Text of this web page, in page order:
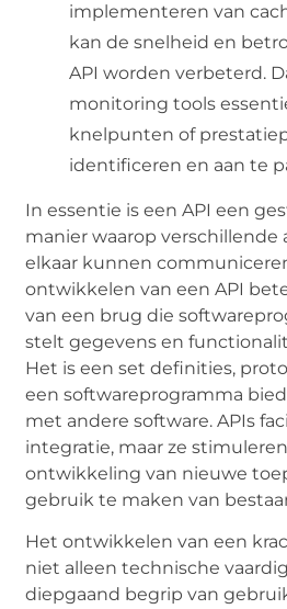
implementeren van
kan de snelheid en
API worden verbeterd.
monitoring tools
knelpunten of
identificeren en aan te
In essentie is een API een
manier waarop verschillende
elkaar kunnen
ontwikkelen van een API
van een brug die
stelt gegevens en
Het is een set definities,
een softwareprogramma
met andere software. APIs
integratie, maar ze
ontwikkeling van nieuwe
gebruik te maken van
Het ontwikkelen van een
niet alleen technische
diepgaand begrip van